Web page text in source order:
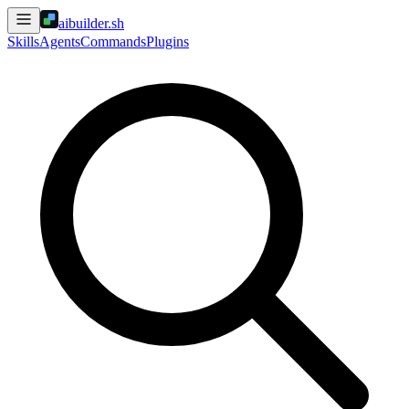
aibuilder.sh
SkillsAgentsCommandsPlugins